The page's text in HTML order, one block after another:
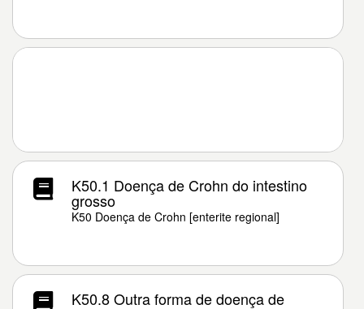
K50.1 Doença de Crohn do intestino
grosso
K50 Doença de Crohn [enterite regional]
K50.8 Outra forma de doença de